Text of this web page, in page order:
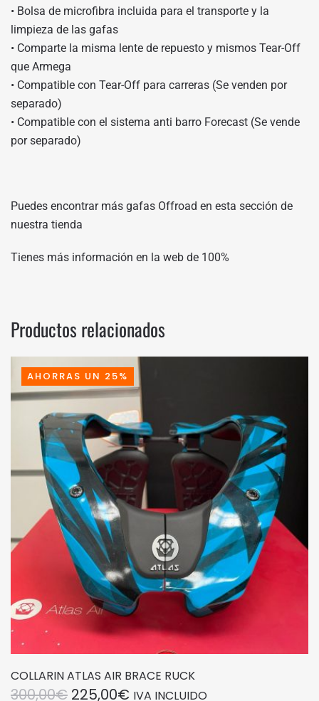
• Bolsa de microfibra incluida para el transporte y la
limpieza de las gafas
• Comparte la misma lente de repuesto y mismos Tear-Off
que Armega
• Compatible con Tear-Off para carreras (Se venden por
separado)
• Compatible con el sistema anti barro Forecast (Se vende
por separado)
Puedes encontrar más gafas Offroad en esta sección de
nuestra tienda
Tienes más información en la web de 100%
Productos relacionados
AHORRAS UN 25%
COLLARIN ATLAS AIR BRACE RUCK
300,00€ EL
225,00€EL
IVA INCLUIDO